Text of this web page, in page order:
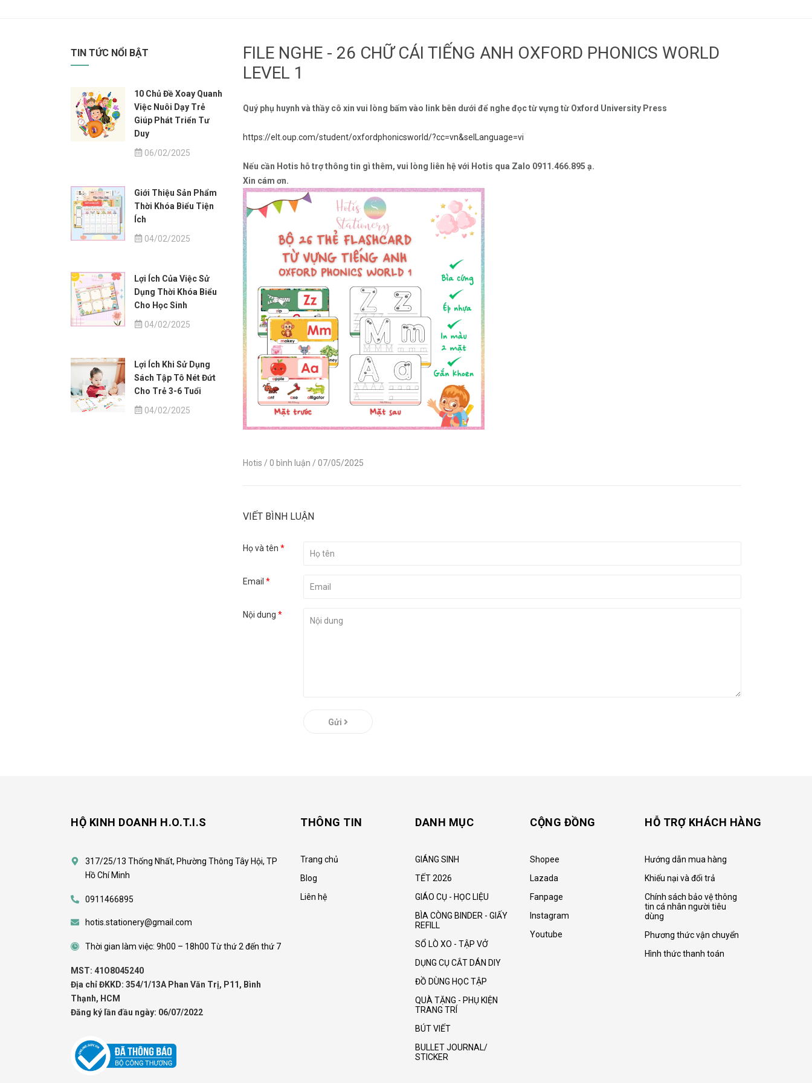
TIN TỨC NỔI BẬT
10 Chủ Đề Xoay Quanh
Việc Nuôi Dạy Trẻ
Giúp Phát Triển Tư
Duy
06/02/2025
Giới Thiệu Sản Phẩm
Thời Khóa Biểu Tiện
Ích
04/02/2025
Lợi Ích Của Việc Sử
Dụng Thời Khóa Biểu
Cho Học Sinh
04/02/2025
Lợi Ích Khi Sử Dụng
Sách Tập Tô Nét Đứt
Cho Trẻ 3-6 Tuổi
04/02/2025
FILE NGHE - 26 CHỮ CÁI TIẾNG ANH OXFORD PHONICS WORLD
LEVEL 1
Quý phụ huynh và thầy cô xin vui lòng bấm vào link bên dưới để nghe đọc từ vựng từ Oxford University Press
https://elt.oup.com/student/oxfordphonicsworld/?cc=vn&selLanguage=vi
Nếu cần Hotis hỗ trợ thông tin gì thêm, vui lòng liên hệ với Hotis qua Zalo 0911.466.895 ạ.
Xin cám ơn.
Hotis / 0 bình luận / 07/05/2025
VIẾT BÌNH LUẬN
Họ và tên *
Email *
Nội dung *
Gửi
HỘ KINH DOANH H.O.T.I.S
317/25/13 Thống Nhất, Phường Thông Tây Hội, TP
Hồ Chí Minh
0911466895
hotis.stationery@gmail.com
Thời gian làm việc: 9h00 – 18h00 Từ thứ 2 đến thứ 7
MST: 41O8045240
Địa chỉ ĐKKD: 354/1/13A Phan Văn Trị, P11, Bình
Thạnh, HCM
Đăng ký lần đầu ngày: 06/07/2022
THÔNG TIN
Trang chủ
Blog
Liên hệ
DANH MỤC
GIÁNG SINH
TẾT 2026
GIÁO CỤ - HỌC LIỆU
BÌA CÒNG BINDER - GIẤY
REFILL
SỔ LÒ XO - TẬP VỞ
DỤNG CỤ CẮT DÁN DIY
ĐỒ DÙNG HỌC TẬP
QUÀ TẶNG - PHỤ KIỆN
TRANG TRÍ
BÚT VIẾT
BULLET JOURNAL/
STICKER
CỘNG ĐỒNG
Shopee
Lazada
Fanpage
Instagram
Youtube
HỖ TRỢ KHÁCH HÀNG
Hướng dẫn mua hàng
Khiếu nại và đổi trả
Chính sách bảo vệ thông
tin cá nhân người tiêu
dùng
Phương thức vận chuyển
Hình thức thanh toán